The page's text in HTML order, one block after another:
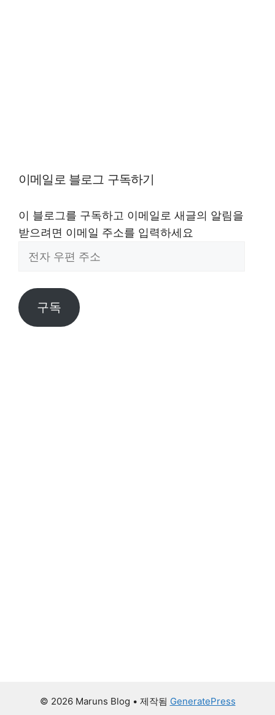
이메일로 블로그 구독하기
이 블로그를 구독하고 이메일로 새글의 알림을
받으려면 이메일 주소를 입력하세요
편
주
구독
© 2026 Maruns Blog • 제작됨 GeneratePress